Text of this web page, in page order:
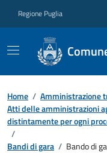
Regione Puglia
Home / Amministrazione
Atti delle amministrazioni
distintamente per ogni
/
Bandi di gara / Bando di